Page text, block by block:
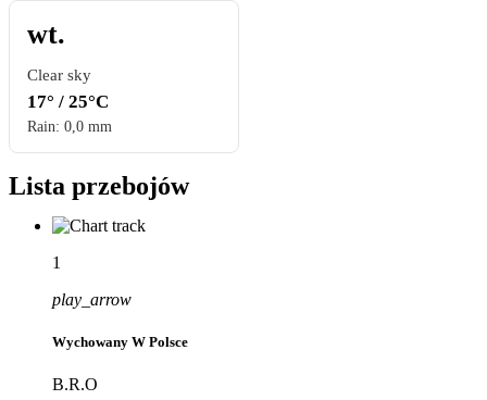
wt.
Clear sky
17° / 25°C
Rain: 0,0 mm
Lista przebojów
1
play_arrow
Wychowany W Polsce
B.R.O